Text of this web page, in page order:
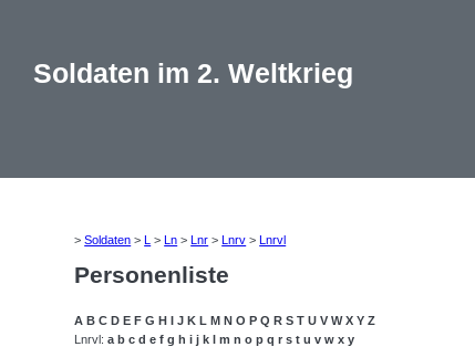
Soldaten im 2. Weltkrieg
>Soldaten >L >Ln >Lnr >Lnrv >Lnrvl
Personenliste
A B C D E F G H I J K L M N O P Q R S T U V W X Y Z
Lnrvl:a b c d e f g h i j k l m n o p q r s t u v w x y